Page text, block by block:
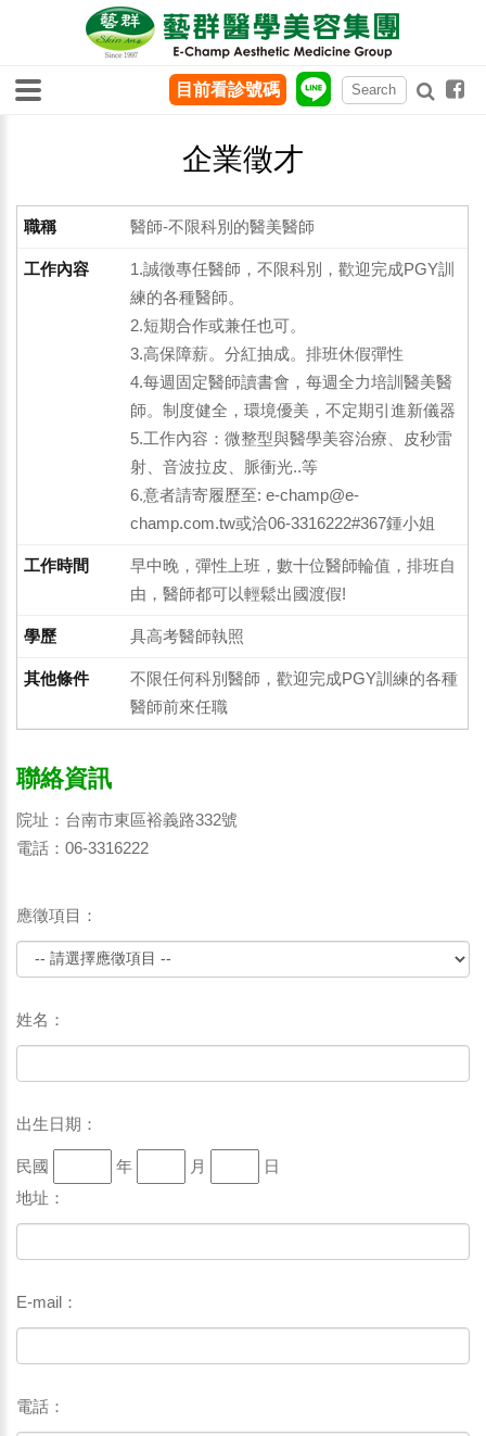
企業徵才
醫師-不限科別的醫美醫師
1.誠徵專任醫師，不限科別，歡迎完成PGY訓
練的各種醫師。
2.短期合作或兼任也可。
3.高保障薪。分紅抽成。排班休假彈性
4.每週固定醫師讀書會，每週全力培訓醫美醫
師。制度健全，環境優美，不定期引進新儀器
5.工作內容：微整型與醫學美容治療、皮秒雷
射、音波拉皮、脈衝光..等
6.意者請寄履歷至: e-champ@e-
champ.com.tw或洽06-3316222#367鍾小姐
早中晚，彈性上班，數十位醫師輪值，排班自
由，醫師都可以輕鬆出國渡假!
具高考醫師執照
不限任何科別醫師，歡迎完成PGY訓練的各種
醫師前來任職
聯絡資訊
院址：台南市東區裕義路332號
電話：06-3316222
應徵項目：
姓名：
出生日期：
民國 年 月
日
地址：
E-mail：
電話：
目前看診號碼